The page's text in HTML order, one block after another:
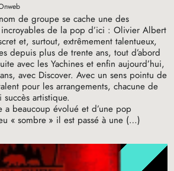
de groupe se cache une des
de la pop d’ici : Olivier Albert
et, surtout, extrêmement talentueux,
depuis plus de trente ans, tout d’abord
avec les Yachines et enfin aujourd’hui,
avec Discover. Avec un sens pointu de
pour les arrangements, chacune de
succès artistique.
a beaucoup évolué et d’une pop
« sombre » il est passé à une (…)